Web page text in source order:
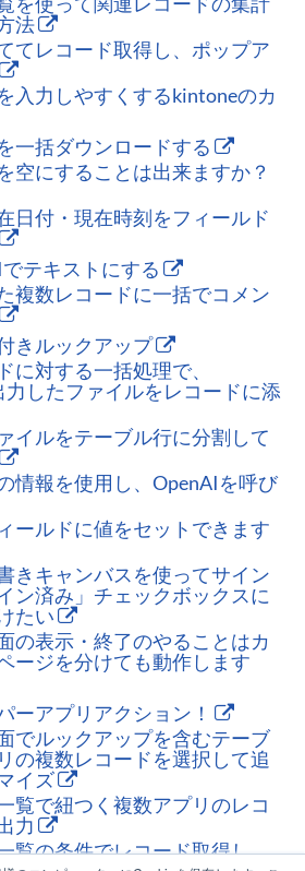
法
てレコード取得し、ポップア
入力しやすくするkintoneのカ
一括ダウンロードする
空にすることは出来ますか？
日付・現在時刻をフィールド
テキストにする
複数レコードに一括でコメン
きルックアップ
に対する一括処理で、
力したファイルをレコードに添
イルをテーブル行に分割して
情報を使用し、OpenAIを呼び
ールドに値をセットできます
きキャンバスを使ってサイン
ン済み」チェックボックスに
たい
の表示・終了のやることはカ
ージを分けても動作します
ーアプリアクション！
でルックアップを含むテーブ
の複数レコードを選択して追
イズ
覧で紐つく複数アプリのレコ
力
覧の条件でレコード取得し、